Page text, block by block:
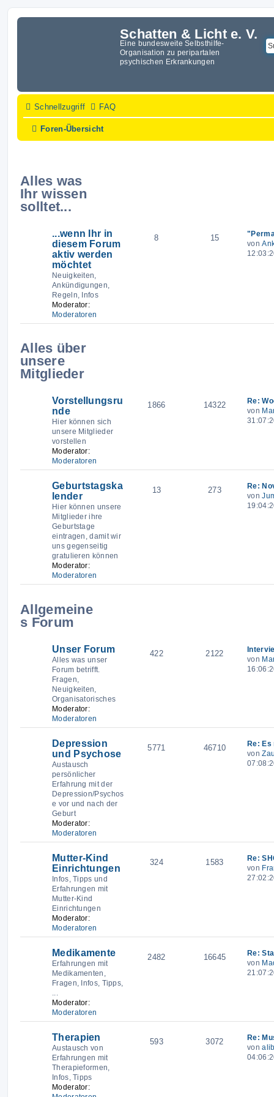
Schatten & Licht e. V.
Eine bundesweite Selbsthilfe-
Organisation zu peripartalen
psychischen Erkrankungen
Schnellzugriff FAQ
Foren-Übersicht
Alles was
Ihr wissen
solltet...
...wenn Ihr in
diesem Forum
aktiv werden
möchtet
Neuigkeiten,
Ankündigungen,
Regeln, Infos
Moderator:
Moderatoren
8 15
von
Alles über
unsere
Mitglieder
Vorstellungsru
nde
Hier können sich
unsere Mitglieder
vorstellen
Moderator:
Moderatoren
1866 14322
Re:
von
Geburtstagska
lender
Hier können unsere
Mitglieder ihre
Geburtstage
eintragen, damit wir
uns gegenseitig
gratulieren können
Moderator:
Moderatoren
13 273
Re:
von
Allgemeine
s Forum
Unser Forum
Alles was unser
Forum betrifft.
Fragen,
Neuigkeiten,
Organisatorisches
Moderator:
Moderatoren
422 2122
von
Depression
und Psychose
Austausch
persönlicher
Erfahrung mit der
Depression/Psychos
e vor und nach der
Geburt
Moderator:
Moderatoren
5771 46710
Re: Es
von
Mutter-Kind
Einrichtungen
Infos, Tipps und
Erfahrungen mit
Mutter-Kind
Einrichtungen
Moderator:
Moderatoren
324 1583
Re:
von
Medikamente
Erfahrungen mit
Medikamenten,
Fragen, Infos, Tipps,
Moderator:
Moderatoren
2482 16645
Re:
von
Therapien
Austausch von
Erfahrungen mit
Therapieformen,
Infos, Tipps
Moderator:
593 3072
Re:
von